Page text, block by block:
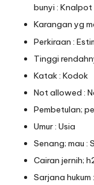
bunyi : Knalpot
Karangan yg
Perkiraan :
Tinggi
Katak : Kodok
Not allowed :
Pembetulan;
Umur : Usia
Senang; mau :
Cairan jernih;
Sarjana hukum